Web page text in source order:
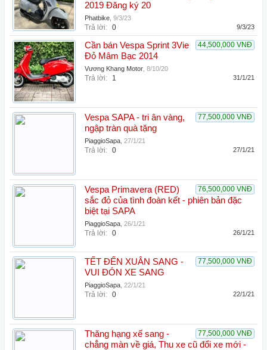
2019 Đăng ký 20
Phatbike 9/3/23
Trả lời: 0 9/3/23
44,500,000 VNĐ
Cần bán Vespa Sprint 3Vie
Đỏ Mâm Bạc 2014
Vương Khang Motor 8/10/20
Trả lời: 1 31/1/21
77,500,000 VNĐ
Vespa SAPA - tri ân vàng,
ngập tràn quà tặng
PiaggioSapa 27/1/21
Trả lời: 0 27/1/21
76,500,000 VNĐ
Vespa Primavera (RED)
sắc đỏ của tình đoàn kết - phiên bản đặc
biệt tại SAPA
PiaggioSapa 26/1/21
Trả lời: 0 26/1/21
77,500,000 VNĐ
TẾT ĐẾN XUÂN SANG -
VUI ĐÓN XE SANG
PiaggioSapa 22/1/21
Trả lời: 0 22/1/21
77,500,000 VNĐ
Thăng hạng xế sang -
chẳng màn về giá, Thu xe cũ đổi xe mới -